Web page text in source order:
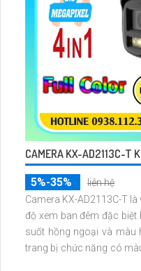
CAMERA KX-AD2113C-T
5%-35%
liên hệ
Camera KX-AD2113C-T
độ xem ban đêm đặc
suốt hồng ngoại và màu hoặc tắt HD.
trang bị chức năng có